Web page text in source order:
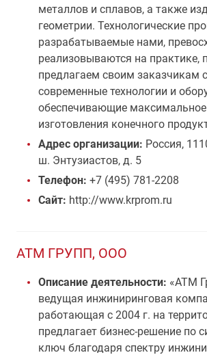
металлов и сплавов, а также
геометрии. Технологические
разрабатываемые нами,
реализовываются на практике,
предлагаем своим заказчикам
современные технологии и
обеспечивающие максимальное
изготовления конечного
Адрес организации: Россия,
ш. Энтузиастов, д. 5
Телефон: +7 (495) 781-2208
Сайт: http://www.krprom.ru
АТМ ГРУПП, ООО
Описание деятельности: «АТМ
ведущая инжиниринговая
работающая с 2004 г. на
предлагает бизнес-решение по
ключ благодаря спектру